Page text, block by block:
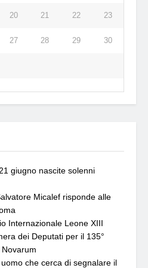
20 21 22 23
27 28 29 30
21 giugno nascite solenni
Micalef risponde alle
Internazionale Leone XIII
dei Deputati per il 135°
che cerca di segnalare il